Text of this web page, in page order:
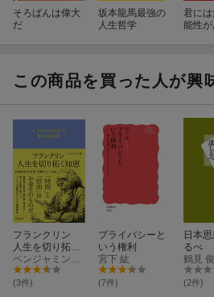
そろばんは偉大
だ
坂本龍馬最強の
人生哲学
君に
能性が
この商品を買った人が興
フランクリン
人生を切り拓く
知恵
(3件)
プライバシーと
いう権利
宮下 紘
(7件)
日本
るべ
鶴見
(2件)